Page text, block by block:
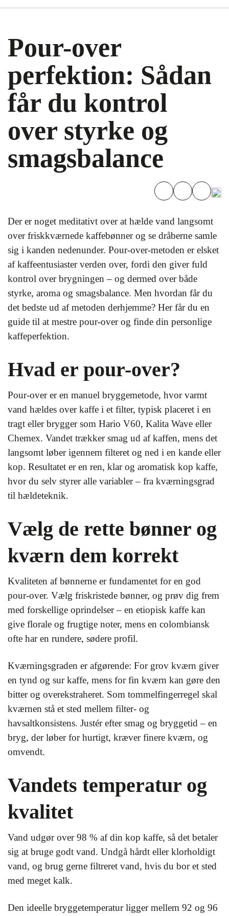
Pour-over
perfektion: Sådan
får du kontrol
over styrke og
smagsbalance
Der er noget meditativt over at hælde vand langsomt
over friskkværnede kaffebønner og se dråberne samle
sig i kanden nedenunder. Pour-over-metoden er elsket
af kaffeentusiaster verden over, fordi den giver fuld
kontrol over brygningen – og dermed over både
styrke, aroma og smagsbalance. Men hvordan får du
det bedste ud af metoden derhjemme? Her får du en
guide til at mestre pour-over og finde din personlige
kaffeperfektion.
Hvad er pour-over?
Pour-over er en manuel bryggemetode, hvor varmt
vand hældes over kaffe i et filter, typisk placeret i en
tragt eller brygger som Hario V60, Kalita Wave eller
Chemex. Vandet trækker smag ud af kaffen, mens det
langsomt løber igennem filteret og ned i en kande eller
kop. Resultatet er en ren, klar og aromatisk kop kaffe,
hvor du selv styrer alle variabler – fra kværningsgrad
til hældeteknik.
Vælg de rette bønner og
kværn dem korrekt
Kvaliteten af bønnerne er fundamentet for en god
pour-over. Vælg friskristede bønner, og prøv dig frem
med forskellige oprindelser – en etiopisk kaffe kan
give florale og frugtige noter, mens en colombiansk
ofte har en rundere, sødere profil.
Kværningsgraden er afgørende: For grov kværn giver
en tynd og sur kaffe, mens for fin kværn kan gøre den
bitter og overekstraheret. Som tommelfingerregel skal
kværnen stå et sted mellem filter- og
havsaltkonsistens. Justér efter smag og bryggetid – en
bryg, der løber for hurtigt, kræver finere kværn, og
omvendt.
Vandets temperatur og
kvalitet
Vand udgør over 98 % af din kop kaffe, så det betaler
sig at bruge godt vand. Undgå hårdt eller klorholdigt
vand, og brug gerne filtreret vand, hvis du bor et sted
med meget kalk.
Den ideelle bryggetemperatur ligger mellem 92 og 96